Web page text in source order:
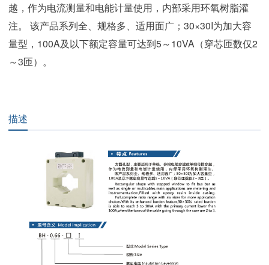
越，作为电流测量和电能计量使用，内部采用环氧树脂灌
注。 该产品系列全、规格多、适用面广；30×30I为加大容
量型，100A及以下额定容量可达到5～10VA（穿芯匝数仅2
～3匝）。
描述